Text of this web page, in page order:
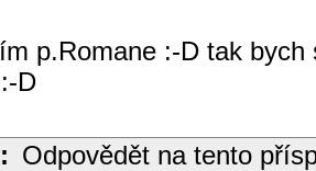
p.Romane :-D tak
D
Odpovědět na tento